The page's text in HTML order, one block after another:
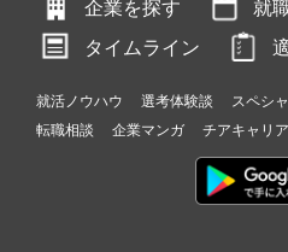
企業を探す
就
タイムライン
就活ノウハウ 選考体験談 スペシ
転職相談
企業マンガ チアキャリ